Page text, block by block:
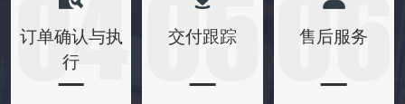
04
订单确认与执
行
05
交付跟踪 06
售后服务